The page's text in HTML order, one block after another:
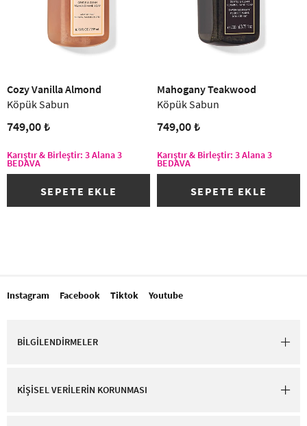
Cozy Vanilla Almond
Köpük Sabun
749,00 ₺
Karıştır & Birleştir: 3 Alana 3
BEDAVA
SEPETE EKLE
Mahogany Teakwood
Köpük Sabun
749,00 ₺
Karıştır & Birleştir: 3 Alana 3
BEDAVA
SEPETE EKLE
Instagram Facebook Tiktok Youtube
BİLGİLENDİRMELER
KİŞİSEL VERİLERİN KORUNMASI